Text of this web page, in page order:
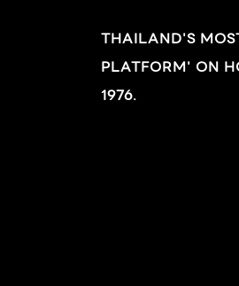
ที่ใช้เล่นกับโมเดลพ
ทำ ส่วนมากที่ทำก็เป็
สูง เราเลยพยายามห
THAILAND'S
PLATFORM' ON
1976.